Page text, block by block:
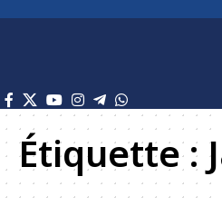
Étiquette :